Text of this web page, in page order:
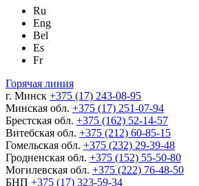
Ru
Eng
Bel
Es
Fr
Горячая линия
г. Минск +375 (17) 243-08-95
Минская обл. +375 (17) 251-07-94
Брестская обл. +375 (162) 52-14-57
Витебская обл. +375 (212) 60-85-15
Гомельская обл. +375 (232) 29-39-48
Гродненская обл. +375 (152) 55-50-80
Могилевская обл. +375 (222) 76-48-50
БНП +375 (17) 323-59-34